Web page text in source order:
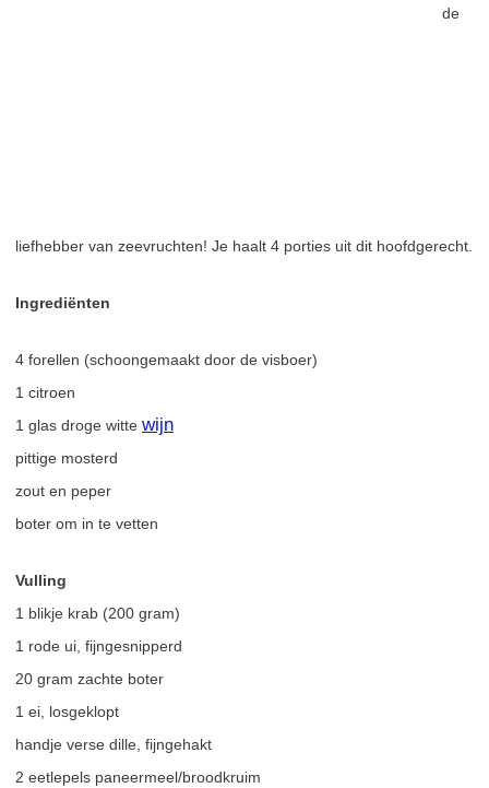
de
liefhebber van zeevruchten! Je haalt 4 porties uit dit hoofdgerecht.
Ingrediënten
4 forellen (schoongemaakt door de visboer)
1 citroen
1 glas droge witte wijn
pittige mosterd
zout en peper
boter om in te vetten
Vulling
1 blikje krab (200 gram)
1 rode ui, fijngesnipperd
20 gram zachte boter
1 ei, losgeklopt
handje verse dille, fijngehakt
2 eetlepels paneermeel/broodkruim